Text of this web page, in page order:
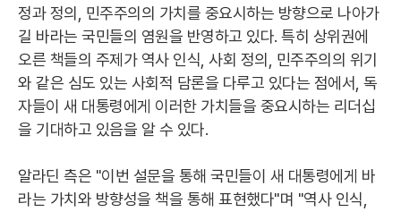
정과 정의, 민주주의의 가치를 중요시하는 방향으로 나아가
길 바라는 국민들의 염원을 반영하고 있다. 특히 상위권에
오른 책들의 주제가 역사 인식, 사회 정의, 민주주의의 위기
와 같은 심도 있는 사회적 담론을 다루고 있다는 점에서, 독
자들이 새 대통령에게 이러한 가치들을 중요시하는 리더십
을 기대하고 있음을 알 수 있다.
알라딘 측은 "이번 설문을 통해 국민들이 새 대통령에게 바
라는 가치와 방향성을 책을 통해 표현했다"며 "역사 인식,